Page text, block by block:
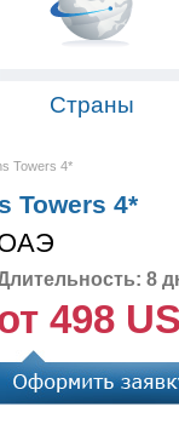
Страны
Towers 4*
Towers 4*
8
498